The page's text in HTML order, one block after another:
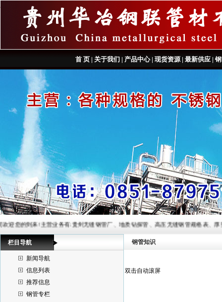
首 页 | 关于我们 | 产品中心| 现货资源| 最新供应 |
您的到来!主营业务有:贵州无缝钢管厂、地质钻探管、高压无缝钢管规格表、厚
栏目导航
新闻导航
信息列表
推荐信息
钢管专栏
钢管知识
双击自动滚屏